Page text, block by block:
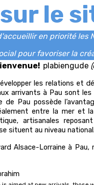
le
en priorité les
pour favoriser la
plabiengude
les relations et
arrivants à Pau sont
Pau possède
entre la mer et
artisanales
situent au niveau national.
Alsace-Lorraine à